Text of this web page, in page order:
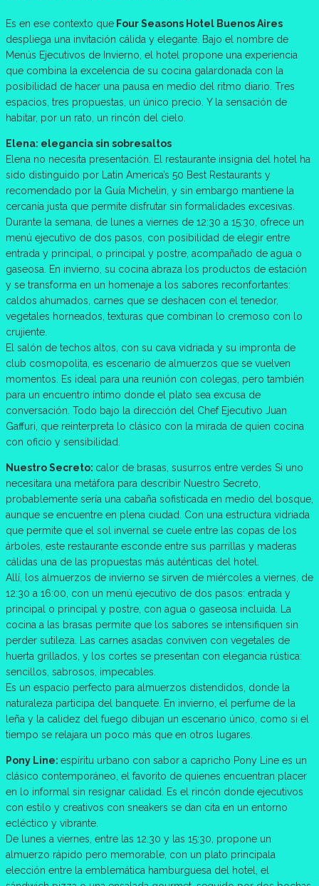
Es en ese contexto que Four Seasons Hotel Buenos Aires
despliega una invitación cálida y elegante. Bajo el nombre de
Menús Ejecutivos de Invierno, el hotel propone una experiencia
que combina la excelencia de su cocina galardonada con la
posibilidad de hacer una pausa en medio del ritmo diario. Tres
espacios, tres propuestas, un único precio. Y la sensación de
habitar, por un rato, un rincón del cielo.
Elena: elegancia sin sobresaltos
Elena no necesita presentación. El restaurante insignia del hotel ha
sido distinguido por Latin America’s 50 Best Restaurants y
recomendado por la Guía Michelin, y sin embargo mantiene la
cercanía justa que permite disfrutar sin formalidades excesivas.
Durante la semana, de lunes a viernes de 12:30 a 15:30, ofrece un
menú ejecutivo de dos pasos, con posibilidad de elegir entre
entrada y principal, o principal y postre, acompañado de agua o
gaseosa. En invierno, su cocina abraza los productos de estación
y se transforma en un homenaje a los sabores reconfortantes:
caldos ahumados, carnes que se deshacen con el tenedor,
vegetales horneados, texturas que combinan lo cremoso con lo
crujiente.
El salón de techos altos, con su cava vidriada y su impronta de
club cosmopolita, es escenario de almuerzos que se vuelven
momentos. Es ideal para una reunión con colegas, pero también
para un encuentro íntimo donde el plato sea excusa de
conversación. Todo bajo la dirección del Chef Ejecutivo Juan
Gaffuri, que reinterpreta lo clásico con la mirada de quien cocina
con oficio y sensibilidad.
Nuestro Secreto: calor de brasas, susurros entre verdes Si uno
necesitara una metáfora para describir Nuestro Secreto,
probablemente sería una cabaña sofisticada en medio del bosque,
aunque se encuentre en plena ciudad. Con una estructura vidriada
que permite que el sol invernal se cuele entre las copas de los
árboles, este restaurante esconde entre sus parrillas y maderas
cálidas una de las propuestas más auténticas del hotel.
Allí, los almuerzos de invierno se sirven de miércoles a viernes, de
12:30 a 16:00, con un menú ejecutivo de dos pasos: entrada y
principal o principal y postre, con agua o gaseosa incluida. La
cocina a las brasas permite que los sabores se intensifiquen sin
perder sutileza. Las carnes asadas conviven con vegetales de
huerta grillados, y los cortes se presentan con elegancia rústica:
sencillos, sabrosos, impecables.
Es un espacio perfecto para almuerzos distendidos, donde la
naturaleza participa del banquete. En invierno, el perfume de la
leña y la calidez del fuego dibujan un escenario único, como si el
tiempo se relajara un poco más que en otros lugares.
Pony Line: espíritu urbano con sabor a capricho Pony Line es un
clásico contemporáneo, el favorito de quienes encuentran placer
en lo informal sin resignar calidad. Es el rincón donde ejecutivos
con estilo y creativos con sneakers se dan cita en un entorno
ecléctico y vibrante.
De lunes a viernes, entre las 12:30 y las 15:30, propone un
almuerzo rápido pero memorable, con un plato principala
elección entre la emblemática hamburguesa del hotel, el